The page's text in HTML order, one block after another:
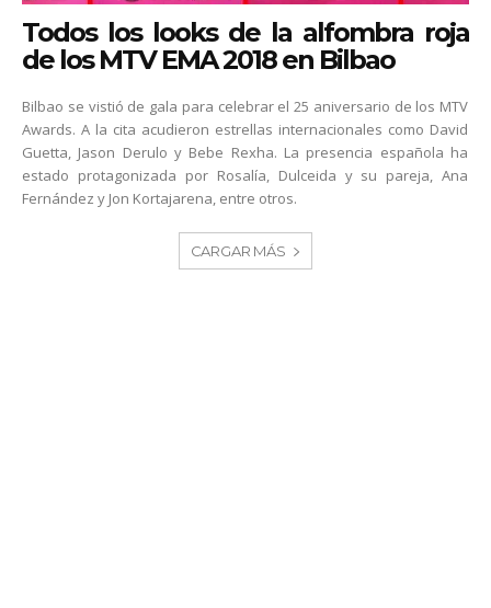
Todos los looks de la alfombra roja
de los MTV EMA 2018 en Bilbao
Bilbao se vistió de gala para celebrar el 25 aniversario de los MTV
Awards. A la cita acudieron estrellas internacionales como David
Guetta, Jason Derulo y Bebe Rexha. La presencia española ha
estado protagonizada por Rosalía, Dulceida y su pareja, Ana
Fernández y Jon Kortajarena, entre otros.
CARGAR MÁS